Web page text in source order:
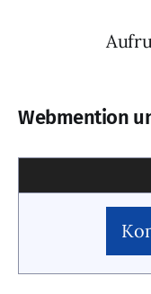
Webmention